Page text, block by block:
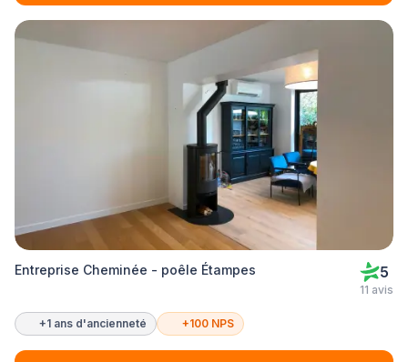
Entreprise Cheminée - poêle Étampes 5
11 avis
+1 ans d'ancienneté +100 NPS